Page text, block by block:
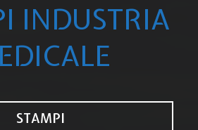
INDUSTRIA
STAMPI